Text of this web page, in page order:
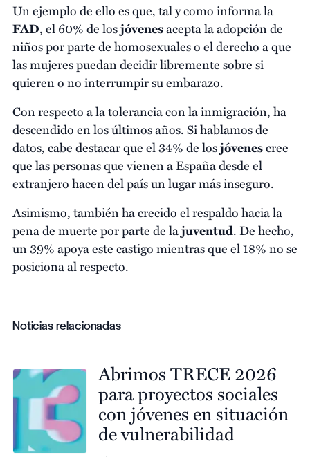
Un ejemplo de ello es que, tal y como informa la
FAD, el 60% de losjóvenesacepta la adopción de
niños por parte de homosexuales o el derecho a que
las mujeres puedan decidir libremente sobre si
quieren o no interrumpir su embarazo.
Con respecto a la tolerancia con la inmigración, ha
descendido en los últimos años. Si hablamos de
datos, cabe destacar que el 34% de losjóvenescree
que las personas que vienen a España desde el
extranjero hacen del país un lugar más inseguro.
Asimismo, también ha crecido el respaldo hacia la
pena de muerte por parte de lajuventud. De hecho,
un 39% apoya este castigo mientras que el 18% no se
posiciona al respecto.
Noticias relacionadas
Abrimos TRECE 2026
para proyectos sociales
con jóvenes en situación
de vulnerabilidad